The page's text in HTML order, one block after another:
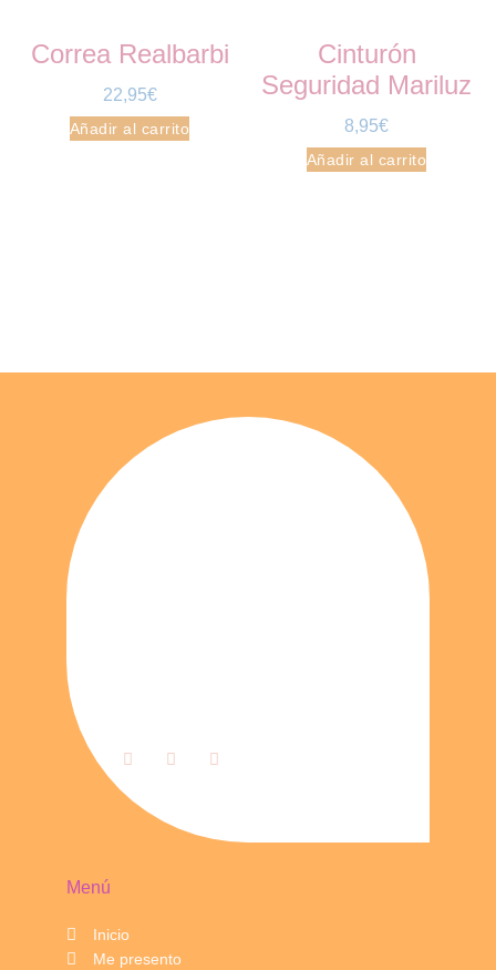
Correa Realbarbi
22,95€
Añadir al carrito
Cinturón
Seguridad Mariluz
8,95€
Añadir al carrito
Menú
Inicio
Me presento